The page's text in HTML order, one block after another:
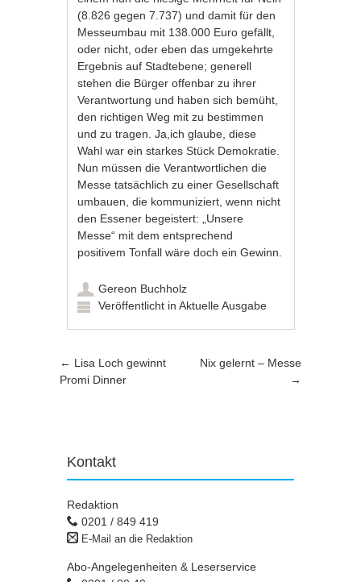
(8.826 gegen 7.737) und damit für den
Messeumbau mit 138.000 Euro gefällt,
oder nicht, oder eben das umgekehrte
Ergebnis auf Stadtebene; generell
stehen die Bürger offenbar zu ihrer
Verantwortung und haben sich bemüht,
den richtigen Weg mit zu bestimmen
und zu tragen. Ja,ich glaube, diese
Wahl war ein starkes Stück Demokratie.
Nun müssen die Verantwortlichen die
Messe tatsächlich zu einer Gesellschaft
umbauen, die kommuniziert, wenn nicht
den Essener begeistert: „Unsere
Messe“ mit dem entsprechend
positivem Tonfall wäre doch ein Gewinn.
Gereon Buchholz
Veröffentlicht inAktuelle Ausgabe
Artikel-Navigation
← Lisa Loch gewinnt
Promi Dinner
Nix gelernt – Messe
→
Kontakt
Redaktion
0201 / 849 419
E-Mail an die Redaktion
Abo-Angelegenheiten & Leserservice